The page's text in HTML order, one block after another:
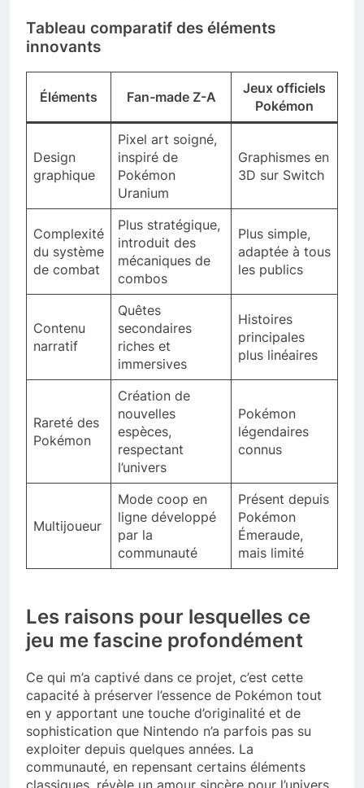
Tableau comparatif des éléments
innovants
Éléments Fan-made Z-A
Jeux officiels
Pokémon
Design
graphique
Pixel art soigné,
inspiré de
Pokémon
Uranium
Graphismes en
3D sur Switch
Complexité
du système
de combat
Plus stratégique,
introduit des
mécaniques de
combos
Plus simple,
adaptée à tous
les publics
Contenu
narratif
Quêtes
secondaires
riches et
immersives
Histoires
principales
plus linéaires
Rareté des
Pokémon
Création de
nouvelles
espèces,
respectant
l’univers
Pokémon
légendaires
connus
Multijoueur
Mode coop en
ligne développé
par la
communauté
Présent depuis
Pokémon
Émeraude,
mais limité
Les raisons pour lesquelles ce
jeu me fascine profondément
Ce qui m’a captivé dans ce projet, c’est cette
capacité à préserver l’essence de Pokémon tout
en y apportant une touche d’originalité et de
sophistication que Nintendo n’a parfois pas su
exploiter depuis quelques années. La
communauté, en repensant certains éléments
classiques, révèle un amour sincère pour l’univers,